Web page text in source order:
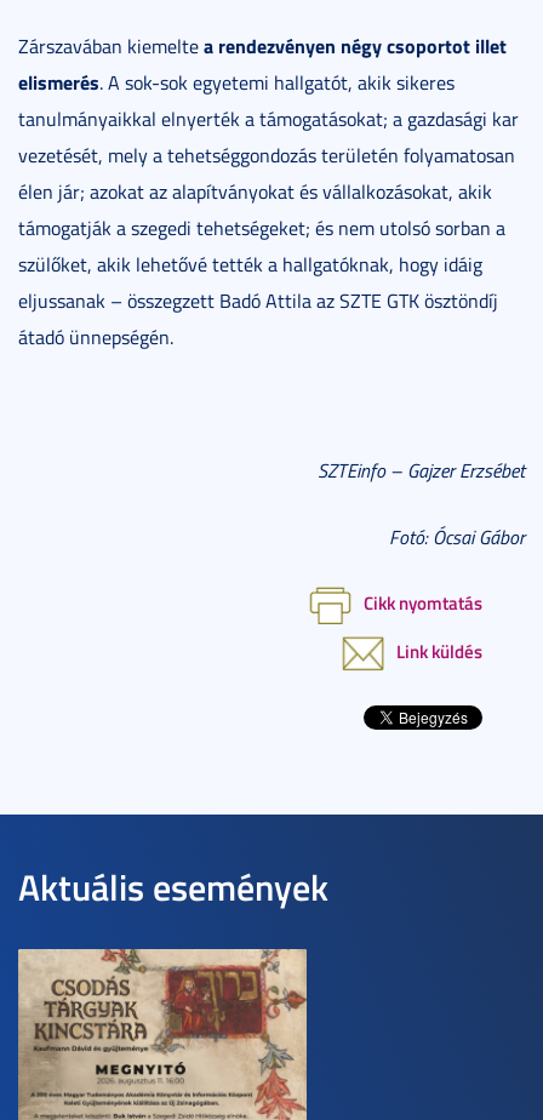
Zárszavában kiemeltea rendezvényen négy csoportot illet
elismerés. A sok-sok egyetemi hallgatót, akik sikeres
tanulmányaikkal elnyerték a támogatásokat; a gazdasági kar
vezetését, mely a tehetséggondozás területén folyamatosan
élen jár; azokat az alapítványokat és vállalkozásokat, akik
támogatják a szegedi tehetségeket; és nem utolsó sorban a
szülőket, akik lehetővé tették a hallgatóknak, hogy idáig
eljussanak – összegzett Badó Attila az SZTE GTK ösztöndíj
átadó ünnepségén.
SZTEinfo – Gajzer Erzsébet
Fotó: Ócsai Gábor
Cikk nyomtatás
Link küldés
Aktuális események